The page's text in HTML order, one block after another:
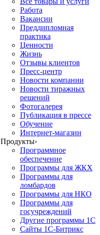
Работа
Вакансии
Преддипломная
практика
Ценности
Жизнь
Отзывы клиентов
Пресс-центр
Новости компании
Новости тиражных
решений
Фотогалерея
Публикация в прессе
Обучение
Интернет-магазин
Продукты›
Программное
обеспечение
Программы для ЖКХ
Программы для
ломбардов
Программы для НКО
Программы для
госучреждений
Другие программы 1С
Сайты 1С-Битрикс